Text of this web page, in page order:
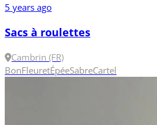
5 years ago
Sacs à roulettes
Cambrin (FR)
BonFleuretÉpéeSabreCartel